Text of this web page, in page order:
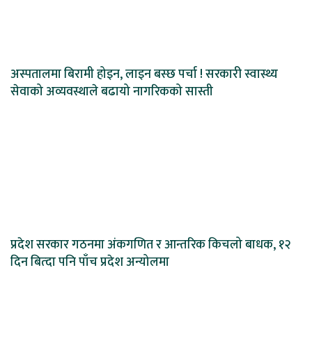
अस्पतालमा बिरामी होइन, लाइन बस्छ पर्चा ! सरकारी स्वास्थ्य
सेवाको अव्यवस्थाले बढायो नागरिकको सास्ती
प्रदेश सरकार गठनमा अंकगणित र आन्तरिक किचलो बाधक, १२
दिन बित्दा पनि पाँच प्रदेश अन्योलमा